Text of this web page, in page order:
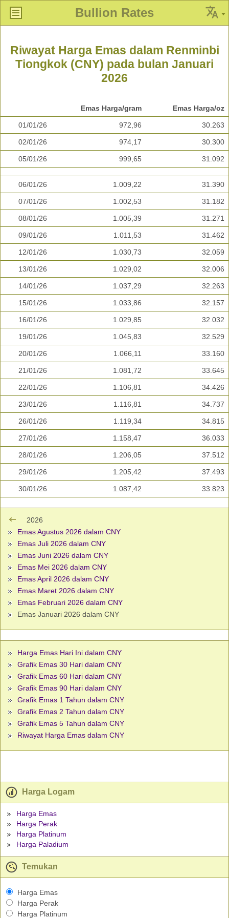
Bullion Rates
Riwayat Harga Emas dalam Renminbi
Tiongkok (CNY) pada bulan Januari
2026
Emas Harga/gram Emas Harga/oz
01/01/26 972,96 30.263
02/01/26 974,17 30.300
05/01/26 999,65 31.092
06/01/26 1.009,22 31.390
07/01/26 1.002,53 31.182
08/01/26 1.005,39 31.271
09/01/26 1.011,53 31.462
12/01/26 1.030,73 32.059
13/01/26 1.029,02 32.006
14/01/26 1.037,29 32.263
15/01/26 1.033,86 32.157
16/01/26 1.029,85 32.032
19/01/26 1.045,83 32.529
20/01/26 1.066,11 33.160
21/01/26 1.081,72 33.645
22/01/26 1.106,81 34.426
23/01/26 1.116,81 34.737
26/01/26 1.119,34 34.815
27/01/26 1.158,47 36.033
28/01/26 1.206,05 37.512
29/01/26 1.205,42 37.493
30/01/26 1.087,42 33.823
2026
Emas Agustus 2026 dalam CNY
Emas Juli 2026 dalam CNY
Emas Juni 2026 dalam CNY
Emas Mei 2026 dalam CNY
Emas April 2026 dalam CNY
Emas Maret 2026 dalam CNY
Emas Februari 2026 dalam CNY
Emas Januari 2026 dalam CNY
Harga Emas Hari Ini dalam CNY
Grafik Emas 30 Hari dalam CNY
Grafik Emas 60 Hari dalam CNY
Grafik Emas 90 Hari dalam CNY
Grafik Emas 1 Tahun dalam CNY
Grafik Emas 2 Tahun dalam CNY
Grafik Emas 5 Tahun dalam CNY
Riwayat Harga Emas dalam CNY
Harga Logam
Harga Emas
Harga Perak
Harga Platinum
Harga Paladium
Temukan
Harga Emas
Harga Perak
Harga Platinum